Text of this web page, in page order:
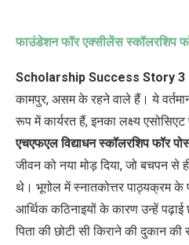
फाउंडेशन फॉर एक्सीलेंस स्कॉलरशिप
Scholarship Success Story 3
कामपुर, असम के रहने वाले हैं। ये
रूप में कार्यरत हैं,इनका लक्ष्य
एचएफएल विद्याधन स्कॉलरशिप फॉर
जीवन को नया मोड़ दिया,जो बचपन से
थे। भूगोल में स्नातकोत्तर पाठ्यक्रम के
आर्थिक कठिनाइयों के कारण उन्हें
पिता की छोटी सी किराने की दुकान